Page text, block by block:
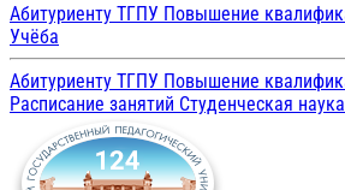
Абитуриенту ТГПУ Повышение
Учёба
Абитуриенту ТГПУ Повышение
Расписание занятий Студенческая наука